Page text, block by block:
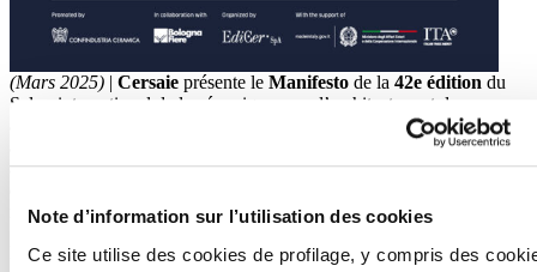
Note d’information sur l’utilisation des cookies
Ce site utilise des cookies de profilage, y compris des
(Mars 2025) | Cersaie présente le Manifesto de la 42e édition du
Salon international de la céramique pour l’architecture et des
à Bologne du 22
. L’image 2025 renforce l’idée de l’espace
architectural, le concept qui accompagne l’exposition de Bologne
responsable et intégrée des espaces intérieurs et extérieurs.
La conception architecturale imprègne les espaces de la vie